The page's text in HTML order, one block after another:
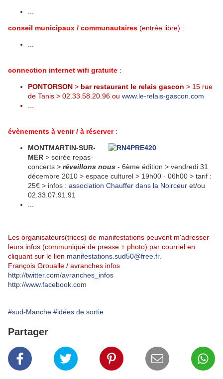
conseil municipaux / communautaires (entrée libre) :
connection internet wifi gratuite :
PONTORSON > bar restaurant le relais gascon > 15 rue
de Tanis > 02.33.58.20.96 ou www.le-relais-gascon.com
évènements à venir / à réserver:
MONTMARTIN-SUR-
MER > soirée repas-
concerts > réveillons nous - 6ème édition > vendredi 31
décembre 2010 > espace culturel > 19h00 - 06h00 > tarif :
25€ > infos : association Chauffer dans la Noirceur et/ou
02.33.07.91.91
Les organisateurs(trices) de manifestations peuvent m'adresser
leurs infos (communiqué de presse + photo) par courriel en
cliquant sur le lien manifestations.sud50@free.fr.
François Groualle / avranches infos
http://twitter.com/avranches_infos
http://www.facebook.com
#sud-Manche #idées de sortie
Partager